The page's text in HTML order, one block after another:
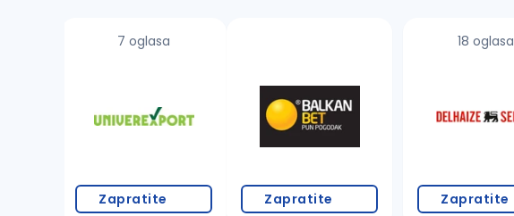
proverite pravopisne greške (koristite č, ć, š, đ, ž, dž)
povećajte radijus za odabrani grad
7 oglasa
Zapratite Zapratite
18 oglasa
Zapratite